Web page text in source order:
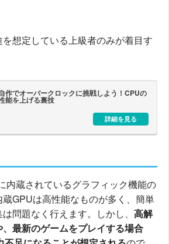
想定している上級者のみが着目す
作でオーバークロックに挑戦しよう！CPUの
能を上げる裏技
詳細を見る
内蔵されているグラフィック機能の
GPUは高性能なものが多く、簡単
問題なく行えます。しかし、 高解
最新のゲームをプレイする場合